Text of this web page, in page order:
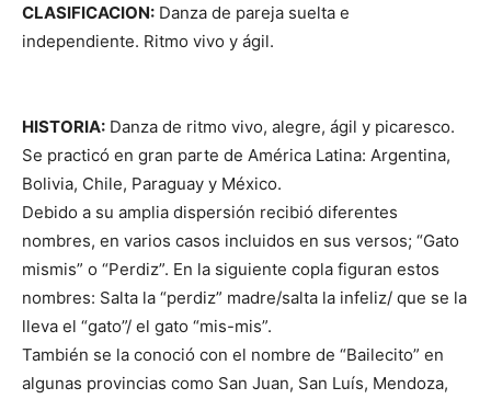
CLASIFICACION: Danza de pareja suelta e
independiente. Ritmo vivo y ágil.
HISTORIA: Danza de ritmo vivo, alegre, ágil y picaresco.
Se practicó en gran parte de América Latina: Argentina,
Bolivia, Chile, Paraguay y México.
Debido a su amplia dispersión recibió diferentes
nombres, en varios casos incluidos en sus versos; “Gato
mismis” o “Perdiz”. En la siguiente copla figuran estos
nombres: Salta la “perdiz” madre/salta la infeliz/ que se la
lleva el “gato”/ el gato “mis-mis”.
También se la conoció con el nombre de “Bailecito” en
algunas provincias como San Juan, San Luís, Mendoza,